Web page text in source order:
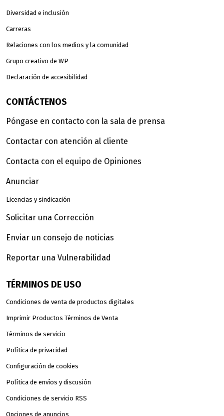
Diversidad e inclusión
Carreras
Relaciones con los medios y la comunidad
Grupo creativo de WP
Declaración de accesibilidad
CONTÁCTENOS
Póngase en contacto con la sala de prensa
Contactar con atención al cliente
Contacta con el equipo de Opiniones
Anunciar
Licencias y sindicación
Solicitar una Corrección
Enviar un consejo de noticias
Reportar una Vulnerabilidad
TÉRMINOS DE USO
Condiciones de venta de productos digitales
Imprimir Productos Términos de Venta
Términos de servicio
Política de privacidad
Configuración de cookies
Política de envíos y discusión
Condiciones de servicio RSS
Opciones de anuncios